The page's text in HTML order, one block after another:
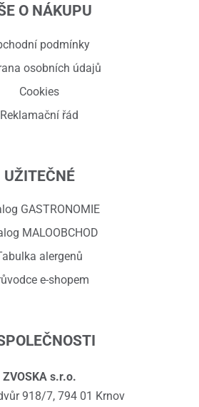
O NÁKUPU
podmínky
osobních údajů
Cookies
Reklamační řád
UŽITEČNÉ
GASTRONOMIE
MALOOBCHOD
alergenů
e-shopem
ZVOSKA s.r.o.
918/7, 794 01 Krnov